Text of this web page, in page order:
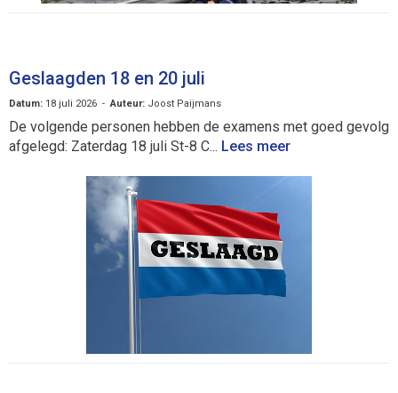
Geslaagden 18 en 20 juli
Datum: 18 juli 2026 -Auteur: Joost Paijmans
De volgende personen hebben de examens met goed gevolg
afgelegd: Zaterdag 18 juli St-8 C... Lees meer